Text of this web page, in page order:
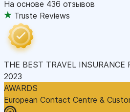
На основе 436 отзывов
Truste Reviews
THE BEST TRAVEL INSURANCE
2023
AWARDS
European Contact Centre &